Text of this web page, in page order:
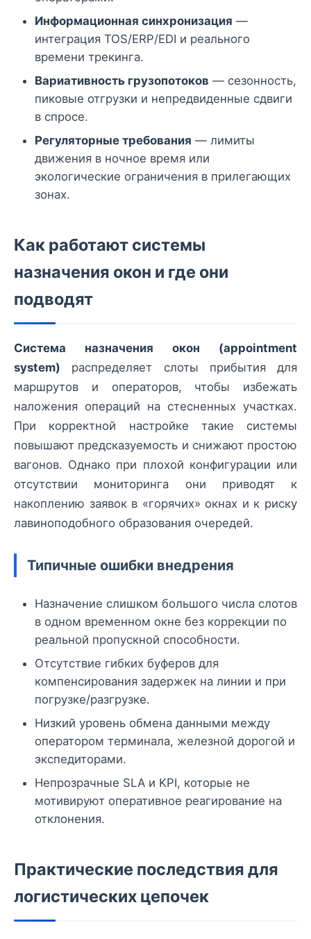
Информационная синхронизация —
интеграция TOS/ERP/EDI и реального
времени трекинга.
Вариативность грузопотоков — сезонность,
пиковые отгрузки и непредвиденные сдвиги
в спросе.
Регуляторные требования — лимиты
движения в ночное время или
экологические ограничения в прилегающих
зонах.
Как работают системы
назначения окон и где они
подводят
Система назначения окон (appointment
system) распределяет слоты прибытия для
маршрутов и операторов, чтобы избежать
наложения операций на стесненных участках.
При корректной настройке такие системы
повышают предсказуемость и снижают простою
вагонов. Однако при плохой конфигурации или
отсутствии мониторинга они приводят к
накоплению заявок в «горячих» окнах и к риску
лавиноподобного образования очередей.
Типичные ошибки внедрения
Назначение слишком большого числа слотов
в одном временном окне без коррекции по
реальной пропускной способности.
Отсутствие гибких буферов для
компенсирования задержек на линии и при
погрузке/разгрузке.
Низкий уровень обмена данными между
оператором терминала, железной дорогой и
экспедиторами.
Непрозрачные SLA и KPI, которые не
мотивируют оперативное реагирование на
отклонения.
Практические последствия для
логистических цепочек